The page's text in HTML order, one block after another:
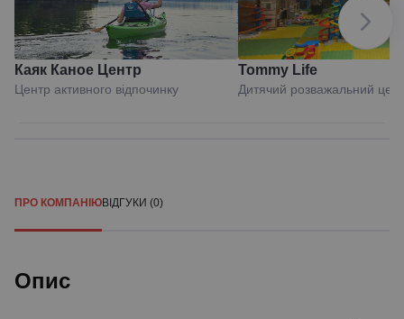
Каяк Каное Центр
Центр активного відпочинку
Tommy Life
Дитячий розважальний
ПРО КОМПАНІЮВІДГУКИ (0)
Опис